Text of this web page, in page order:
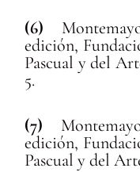
(6)
edición,
Pascual y del
5.
(7)
edición,
Pascual y del